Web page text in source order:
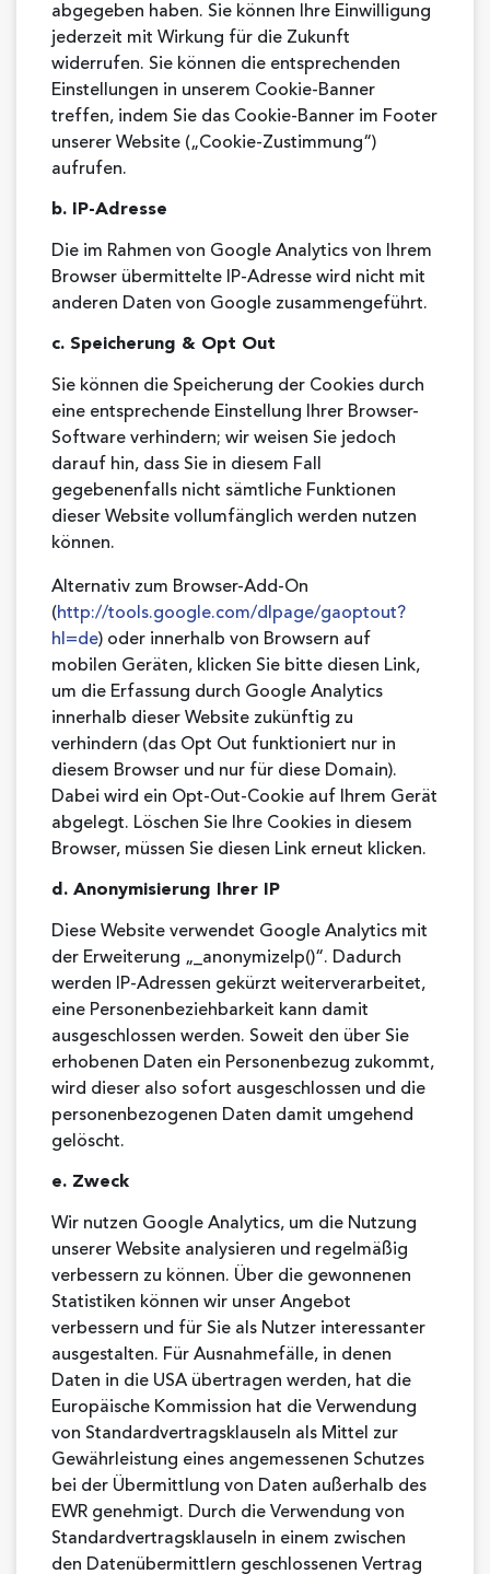
abgegeben haben. Sie können Ihre Einwilligung
jederzeit mit Wirkung für die Zukunft
widerrufen. Sie können die entsprechenden
Einstellungen in unserem Cookie-Banner
treffen, indem Sie das Cookie-Banner im Footer
unserer Website („Cookie-Zustimmung“)
aufrufen.
b. IP-Adresse
Die im Rahmen von Google Analytics von Ihrem
Browser übermittelte IP-Adresse wird nicht mit
anderen Daten von Google zusammengeführt.
c. Speicherung & Opt Out
Sie können die Speicherung der Cookies durch
eine entsprechende Einstellung Ihrer Browser-
Software verhindern; wir weisen Sie jedoch
darauf hin, dass Sie in diesem Fall
gegebenenfalls nicht sämtliche Funktionen
dieser Website vollumfänglich werden nutzen
können.
Alternativ zum Browser-Add-On
(http://tools.google.com/dlpage/gaoptout?
hl=de) oder innerhalb von Browsern auf
mobilen Geräten, klicken Sie bitte diesen Link,
um die Erfassung durch Google Analytics
innerhalb dieser Website zukünftig zu
verhindern (das Opt Out funktioniert nur in
diesem Browser und nur für diese Domain).
Dabei wird ein Opt-Out-Cookie auf Ihrem Gerät
abgelegt. Löschen Sie Ihre Cookies in diesem
Browser, müssen Sie diesen Link erneut klicken.
d. Anonymisierung Ihrer IP
Diese Website verwendet Google Analytics mit
der Erweiterung „_anonymizeIp()“. Dadurch
werden IP-Adressen gekürzt weiterverarbeitet,
eine Personenbeziehbarkeit kann damit
ausgeschlossen werden. Soweit den über Sie
erhobenen Daten ein Personenbezug zukommt,
wird dieser also sofort ausgeschlossen und die
personenbezogenen Daten damit umgehend
gelöscht.
e. Zweck
Wir nutzen Google Analytics, um die Nutzung
unserer Website analysieren und regelmäßig
verbessern zu können. Über die gewonnenen
Statistiken können wir unser Angebot
verbessern und für Sie als Nutzer interessanter
ausgestalten. Für Ausnahmefälle, in denen
Daten in die USA übertragen werden, hat die
Europäische Kommission hat die Verwendung
von Standardvertragsklauseln als Mittel zur
Gewährleistung eines angemessenen Schutzes
bei der Übermittlung von Daten außerhalb des
EWR genehmigt. Durch die Verwendung von
Standardvertragsklauseln in einem zwischen
den Datenübermittlern geschlossenen Vertrag